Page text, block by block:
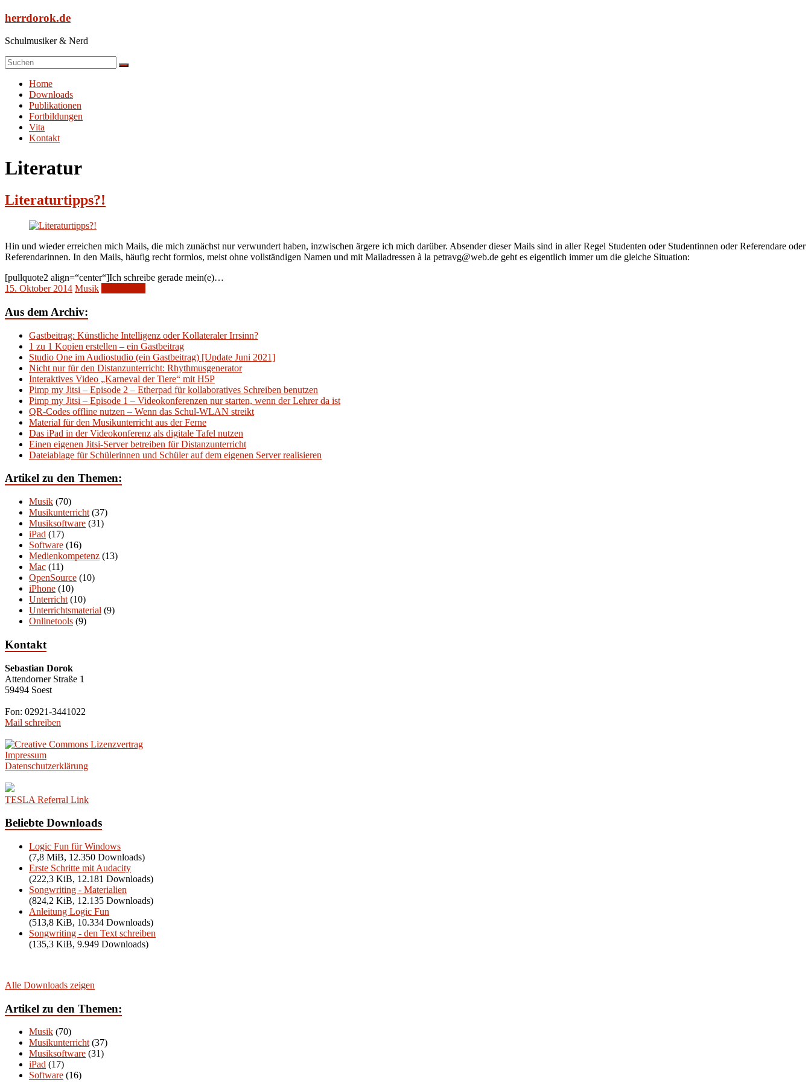
Zum
springen
herrdorok.de
Schulmusiker & Nerd
Menü
Home
Downloads
Publikationen
Fortbildungen
Vita
Kontakt
Literatur
Literaturtipps?!
Hin und wieder erreichen mich Mails, die mich zunächst nur verwundert haben, inzwischen ärgere ich mich darüber. Absender dieser Mails sind in aller Regel Studenten oder Studentinnen oder Referendare oder
Referendarinnen. In den Mails, häufig recht formlos, meist ohne vollständigen Namen und mit Mailadressen à la petravg@web.de geht es eigentlich immer um die gleiche Situation:
[pullquote2 align=“center“]Ich schreibe gerade mein(e)…
15. Oktober 2014 Musik
Aus dem Archiv:
Gastbeitrag: Künstliche Intelligenz oder Kollateraler Irrsinn?
1 zu 1 Kopien erstellen – ein Gastbeitrag
Studio One im Audiostudio (ein Gastbeitrag) [Update Juni 2021]
Nicht nur für den Distanzunterricht: Rhythmusgenerator
Interaktives Video „Karneval der Tiere“ mit H5P
Pimp my Jitsi – Episode 2 – Etherpad für kollaboratives Schreiben benutzen
Pimp my Jitsi – Episode 1 – Videokonferenzen nur starten, wenn der Lehrer da ist
QR-Codes offline nutzen – Wenn das Schul-WLAN streikt
Material für den Musikunterricht aus der Ferne
Das iPad in der Videokonferenz als digitale Tafel nutzen
Einen eigenen Jitsi-Server betreiben für Distanzunterricht
Dateiablage für Schülerinnen und Schüler auf dem eigenen Server realisieren
Artikel zu den Themen:
Musik (70)
Musikunterricht (37)
Musiksoftware (31)
iPad (17)
Software (16)
Medienkompetenz (13)
Mac (11)
OpenSource (10)
iPhone (10)
Unterricht (10)
Unterrichtsmaterial (9)
Onlinetools (9)
Kontakt
Sebastian Dorok
Attendorner Straße 1
59494 Soest
Fon: 02921-3441022
Mail schreiben
Impressum
Datenschutzerklärung
TESLA Referral Link
Beliebte Downloads
Logic Fun für Windows
(7,8 MiB, 12.350 Downloads)
Erste Schritte mit Audacity
(222,3 KiB, 12.181 Downloads)
Songwriting - Materialien
(824,2 KiB, 12.135 Downloads)
Anleitung Logic Fun
(513,8 KiB, 10.334 Downloads)
Songwriting - den Text schreiben
(135,3 KiB, 9.949 Downloads)
Alle Downloads zeigen
Artikel zu den Themen:
Musik (70)
Musikunterricht(37)
Musiksoftware (31)
iPad (17)
Software (16)